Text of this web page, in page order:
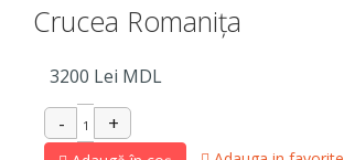
Crucea Romanița
3200 Lei MDL